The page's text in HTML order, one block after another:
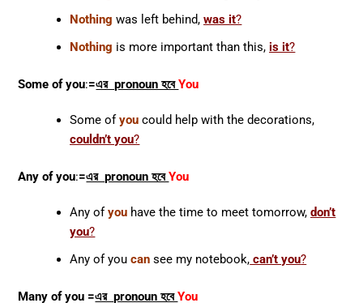
Nothing was left behind,was it?
Nothing is more important than this, is it?
Some of you:=এর pronoun হবেYou
Some ofyou could help with the decorations,
couldn’t you?
Any of you:=এর pronoun হবেYou
Any ofyou have the time to meet tomorrow,don’t
you?
Any of youcansee my notebook, can’t you?
Many of you =এর pronoun হবেYou